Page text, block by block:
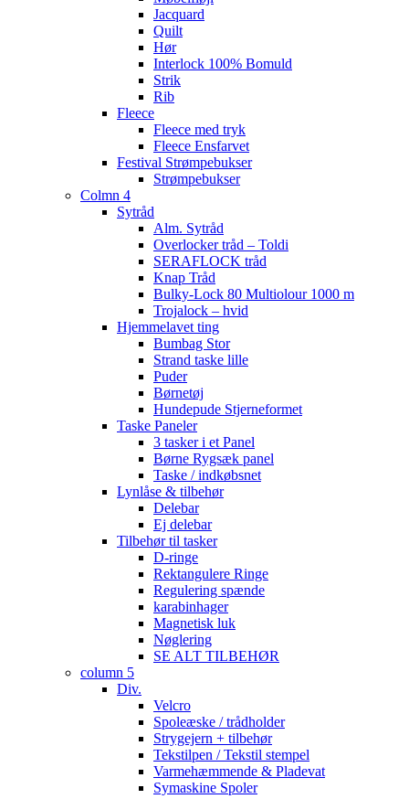
Jacquard
Quilt
Hør
Interlock 100% Bomuld
Strik
Rib
Fleece
Fleece med tryk
Fleece Ensfarvet
Festival Strømpebukser
Strømpebukser
Colmn 4
Sytråd
Alm. Sytråd
Overlocker tråd – Toldi
SERAFLOCK tråd
Knap Tråd
Bulky-Lock 80 Multiolour 1000 m
Trojalock – hvid
Hjemmelavet ting
Bumbag Stor
Strand taske lille
Puder
Børnetøj
Hundepude Stjerneformet
Taske Paneler
3 tasker i et Panel
Børne Rygsæk panel
Taske / indkøbsnet
Lynlåse & tilbehør
Delebar
Ej delebar
Tilbehør til tasker
D-ringe
Rektangulere Ringe
Regulering spænde
karabinhager
Magnetisk luk
Nøglering
SE ALT TILBEHØR
column 5
Div.
Velcro
Spoleæske / trådholder
Strygejern + tilbehør
Tekstilpen / Tekstil stempel
Varmehæmmende & Pladevat
Symaskine Spoler